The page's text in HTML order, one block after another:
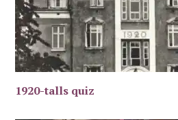
1920-talls quiz